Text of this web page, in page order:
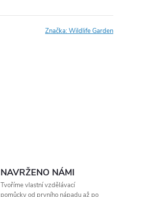
Značka:Wildlife Garden
NAVRŽENO NÁMI
Tvoříme vlastní vzdělávací
pomůcky od prvního nápadu až po